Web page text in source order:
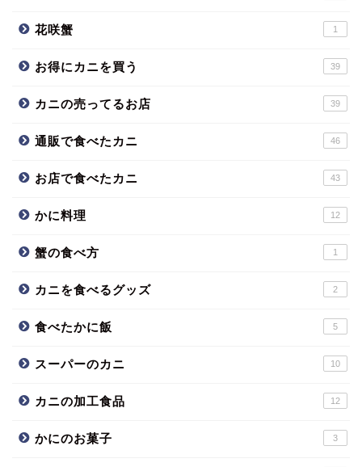
花咲蟹 1
お得にカニを買う 39
カニの売ってるお店 39
通販で食べたカニ 46
お店で食べたカニ 43
かに料理 12
蟹の食べ方 1
カニを食べるグッズ 2
食べたかに飯 5
スーパーのカニ 10
カニの加工食品 12
かにのお菓子 3